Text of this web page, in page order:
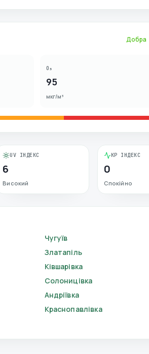
Добра
O₃
95
мкг/м³
UV ІНДЕКС
6
Високий
KP ІНДЕКС
0
Спокійно
Чугуїв
Златапіль
Ківшарівка
Солоницівка
Андріївка
Краснопавлівка